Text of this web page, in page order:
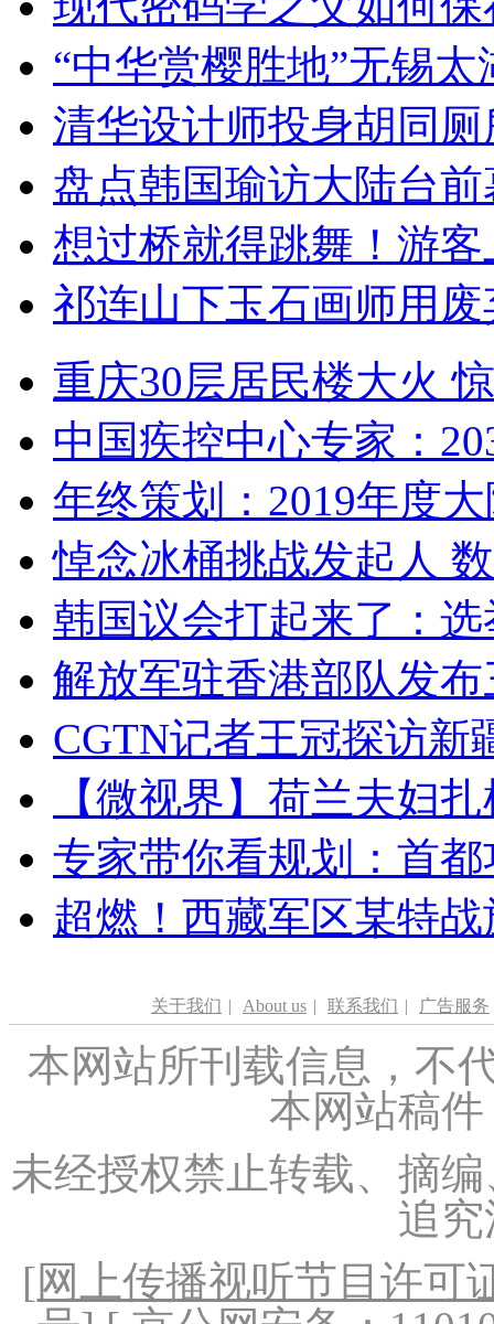
“中华赏樱胜地”无锡
清华设计师投身胡同
盘点韩国瑜访大陆台
想过桥就得跳舞！游客
祁连山下玉石画师用
重庆30层居民楼大火
中国疾控中心专家：
年终策划：2019年度
悼念冰桶挑战发起人
韩国议会打起来了：
解放军驻香港部队发
CGTN记者王冠探访新
【微视界】荷兰夫妇
专家带你看规划：首
超燃！西藏军区某特
关于我们 | About us | 联系我们 | 广告服务
本网站所刊载信息，不
本网站稿
未经授权禁止转载、摘
追
[网上传播视听节目许可